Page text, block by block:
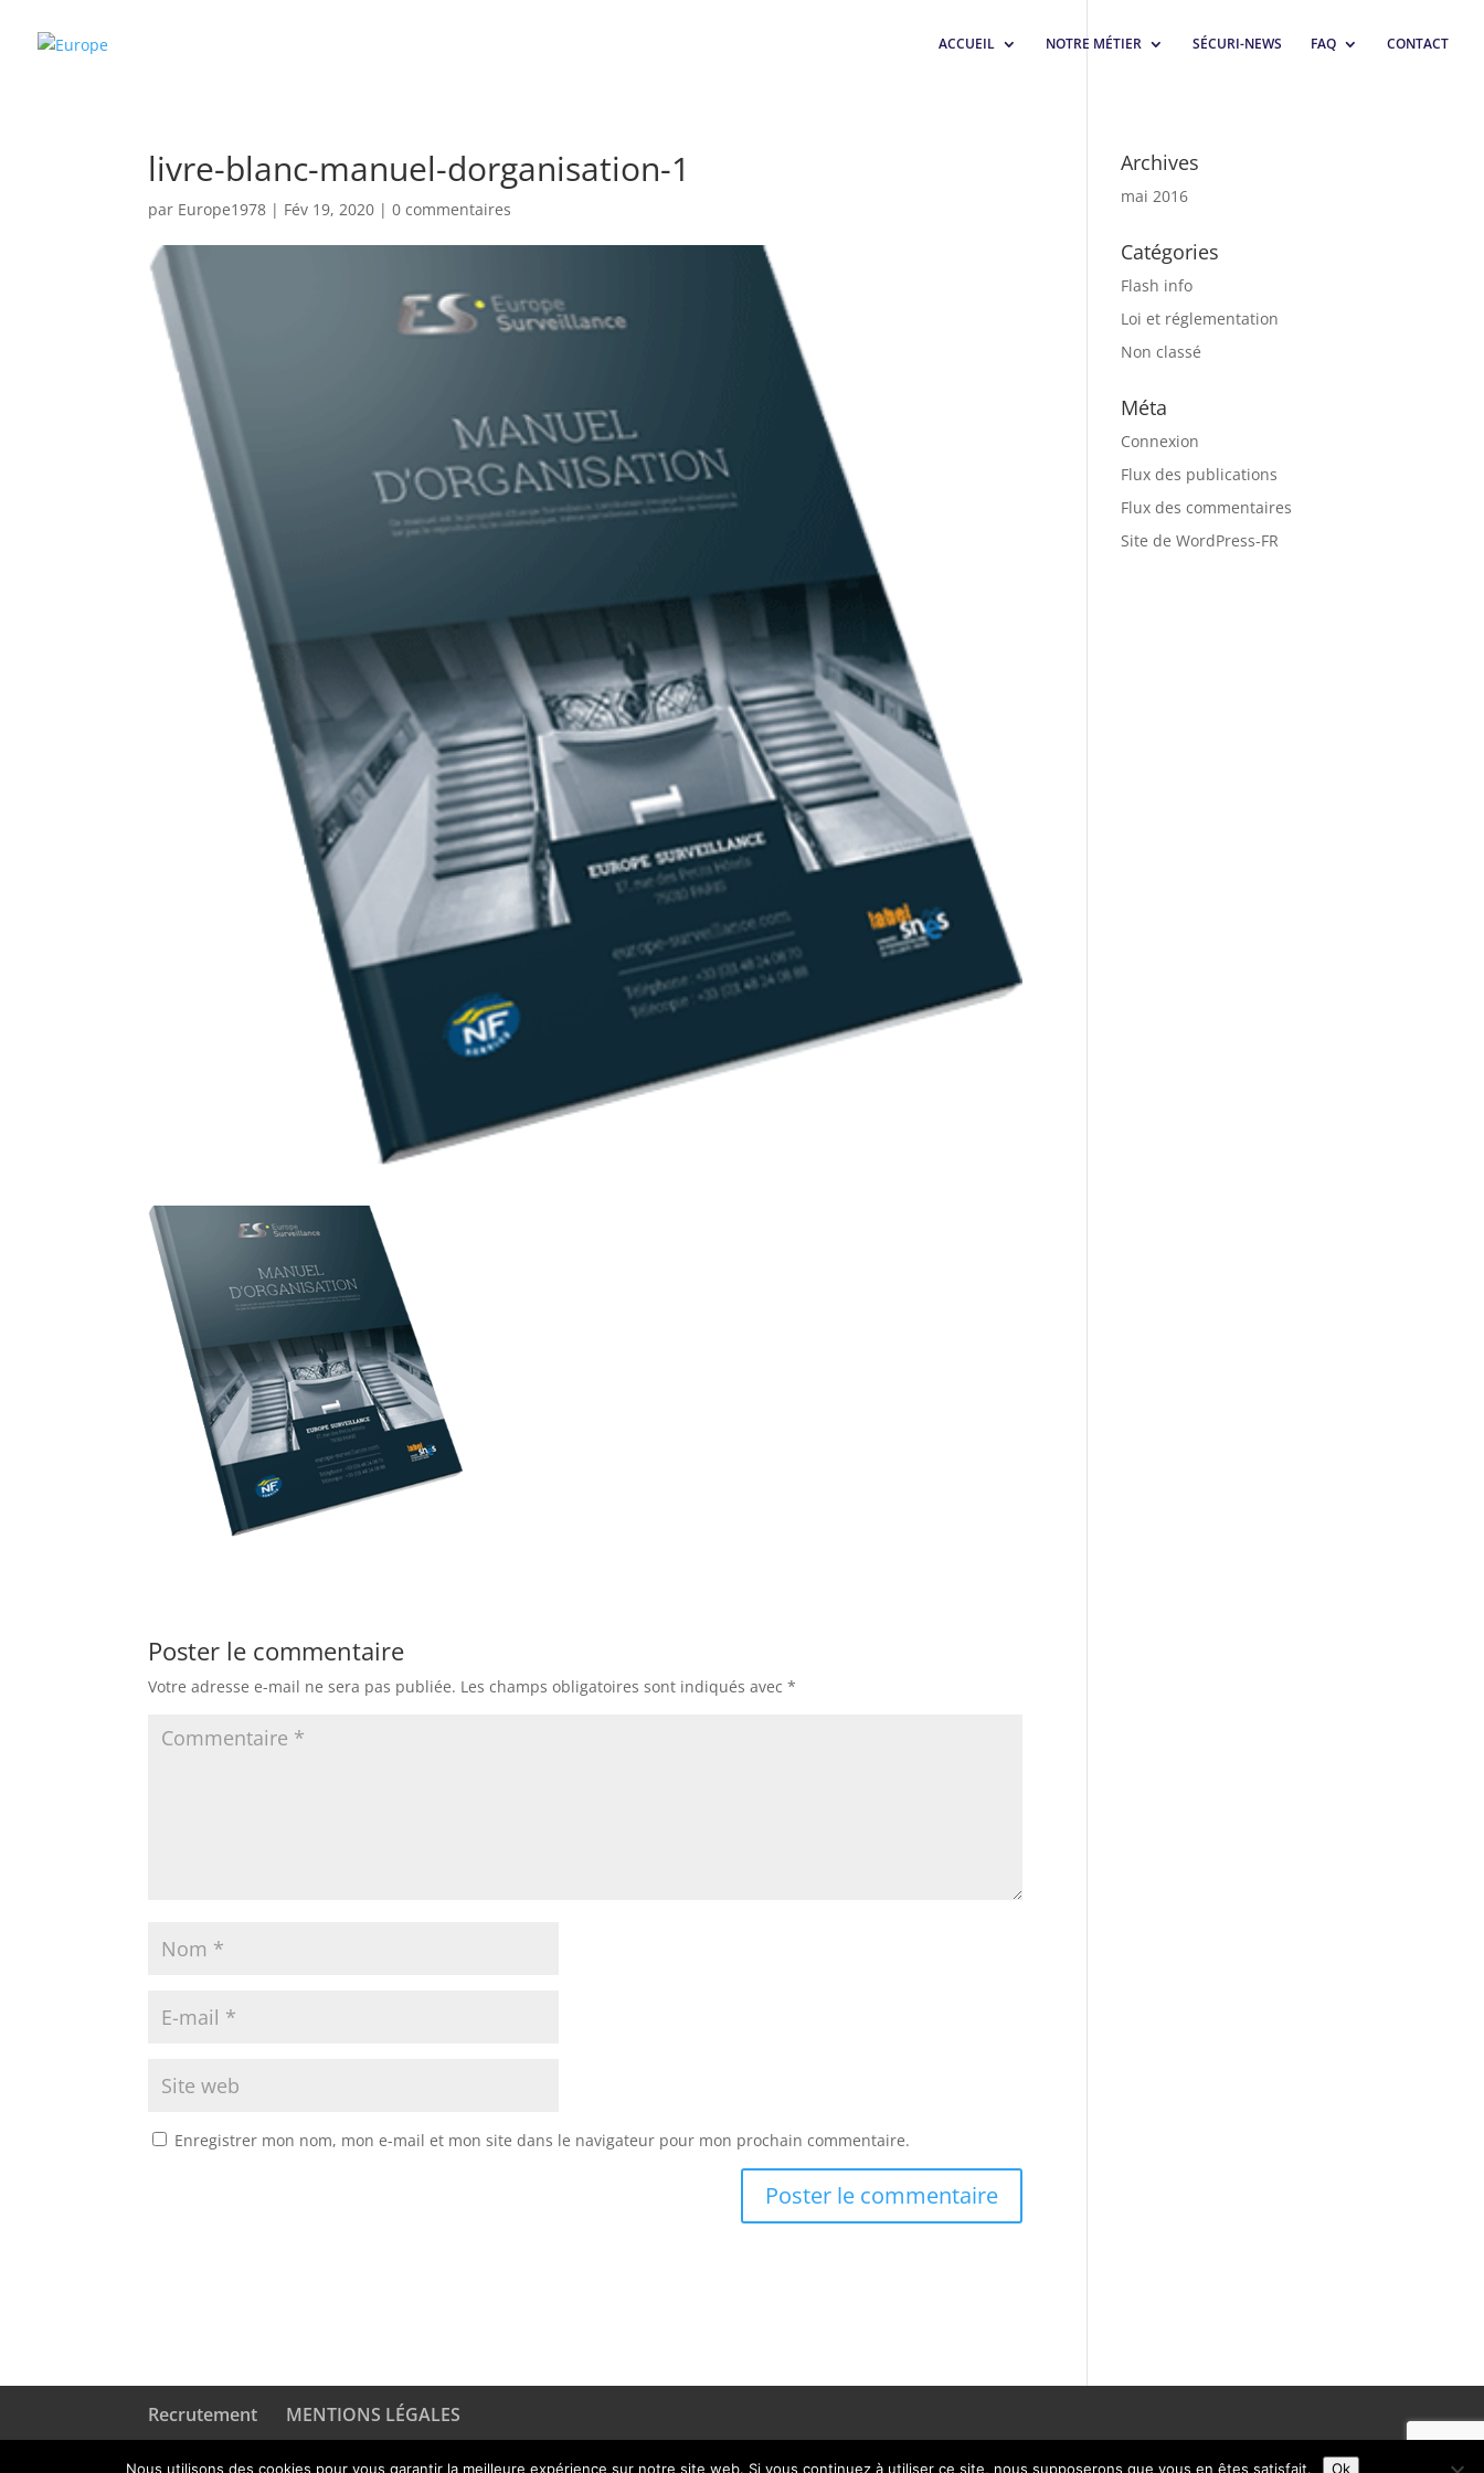
ACCUEIL NOTRE MÉTIER SÉCURI-NEWS FAQ CONTACT
livre-blanc-manuel-dorganisation-1
par Europe1978 | Fév 19, 2020 |0 commentaires
Poster le commentaire
Votre adresse e-mail ne sera pas publiée. Les champs obligatoires sont indiqués avec*
Enregistrer mon nom, mon e-mail et mon site dans le navigateur pour mon prochain commentaire.
Archives
mai 2016
Catégories
Flash info
Loi et réglementation
Non classé
Méta
Connexion
Flux des publications
Flux des commentaires
Site de WordPress-FR
Recrutement MENTIONS LÉGALES
Nous utilisons des cookies pour vous garantir la meilleure expérience sur notre site web. Si vous continuez à utiliser ce site, nous supposerons que vous en êtes satisfait. Ok